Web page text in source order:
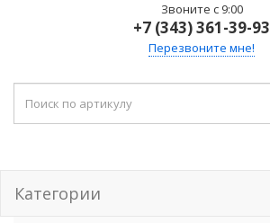
Звоните с 9:00
+7 (343) 361-39-93
Перезвоните мне!
Категории